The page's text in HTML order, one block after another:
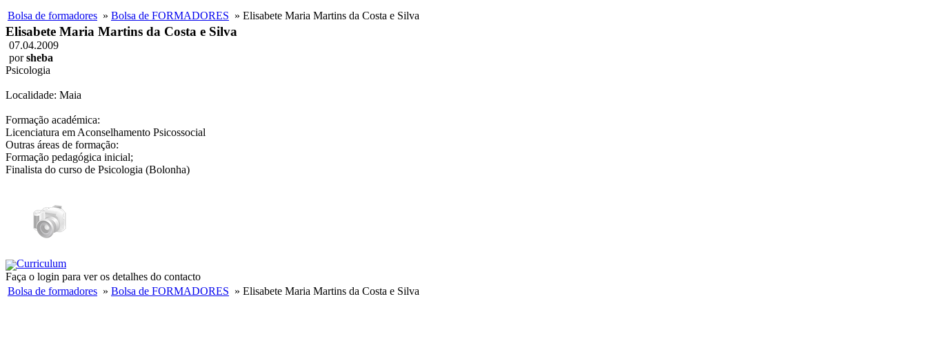
Bolsa de formadores » Bolsa de FORMADORES » Elisabete Maria Martins da Costa e Silva
Elisabete Maria Martins da Costa e Silva
07.04.2009
porsheba
Psicologia
Localidade: Maia
Formação académica:
Licenciatura em Aconselhamento Psicossocial
Outras áreas de formação:
Formação pedagógica inicial;
Finalista do curso de Psicologia (Bolonha)
Curriculum
Faça o login para ver os detalhes do contacto
Bolsa de formadores » Bolsa de FORMADORES » Elisabete Maria Martins da Costa e Silva